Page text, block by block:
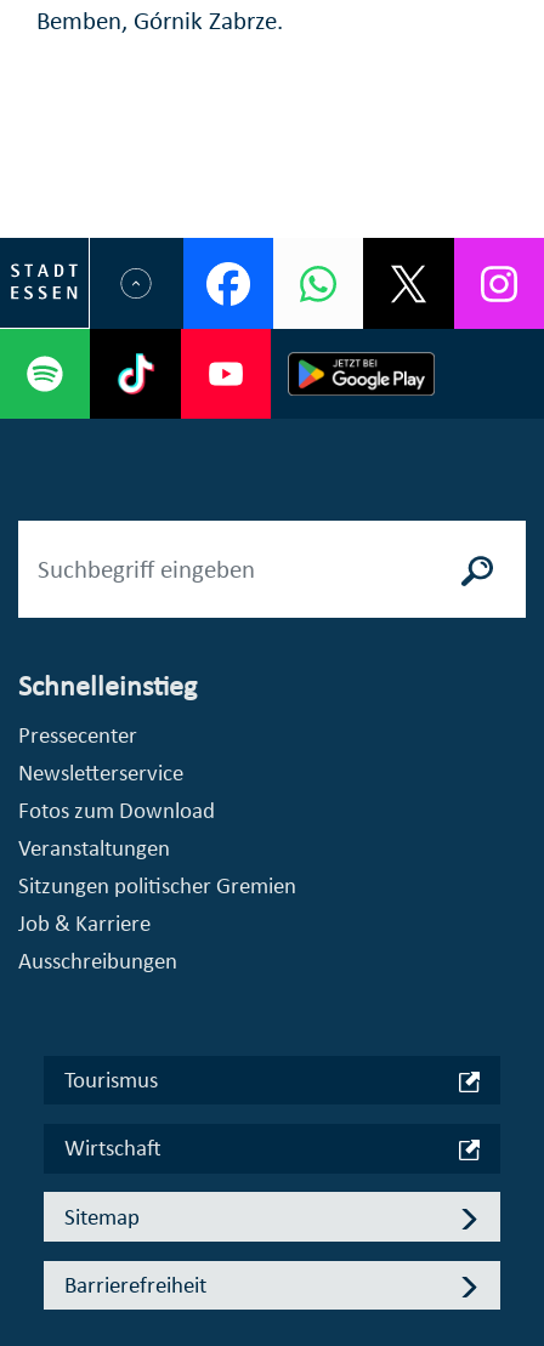
Bemben, Górnik Zabrze.
Schnelleinstieg
Pressecenter
Newsletterservice
Fotos zum Download
Veranstaltungen
Sitzungen politischer Gremien
Job & Karriere
Ausschreibungen
Tourismus
Wirtschaft
Sitemap
Barrierefreiheit